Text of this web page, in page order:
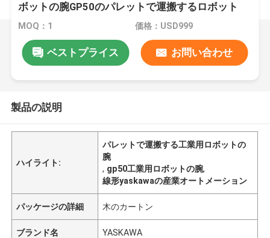
ボットの腕GP50のパレットで運搬するロボット
MOQ：1 価格：USD999
ベストプライス お問い合わせ
製品の説明
ハイライト:
パレットで運搬する工業用ロボットの
腕
, gp50工業用ロボットの腕,
線形yaskawaの産業オートメーション
パッケージの詳細 木のカートン
ブランド名 YASKAWA